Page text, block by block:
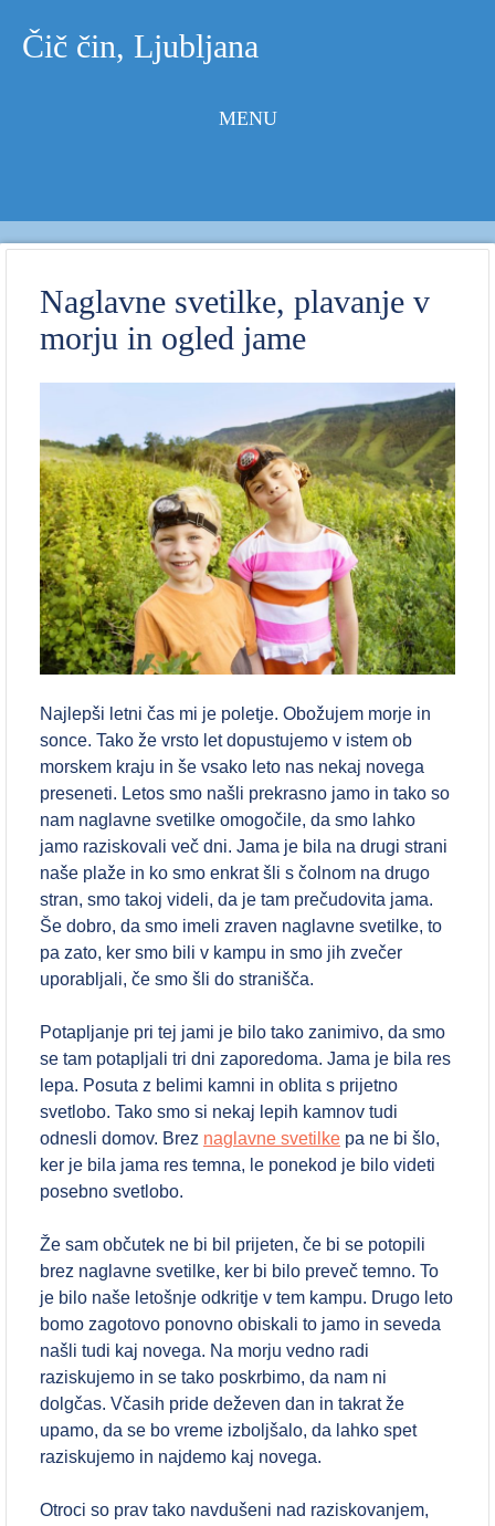
Čič čin, Ljubljana
MENU
Naglavne svetilke, plavanje v
morju in ogled jame
Najlepši letni čas mi je poletje. Obožujem morje in
sonce. Tako že vrsto let dopustujemo v istem ob
morskem kraju in še vsako leto nas nekaj novega
preseneti. Letos smo našli prekrasno jamo in tako so
nam naglavne svetilke omogočile, da smo lahko
jamo raziskovali več dni. Jama je bila na drugi strani
naše plaže in ko smo enkrat šli s čolnom na drugo
stran, smo takoj videli, da je tam prečudovita jama.
Še dobro, da smo imeli zraven naglavne svetilke, to
pa zato, ker smo bili v kampu in smo jih zvečer
uporabljali, če smo šli do stranišča.
Potapljanje pri tej jami je bilo tako zanimivo, da smo
se tam potapljali tri dni zaporedoma. Jama je bila res
lepa. Posuta z belimi kamni in oblita s prijetno
svetlobo. Tako smo si nekaj lepih kamnov tudi
odnesli domov. Brez naglavne svetilke pa ne bi šlo,
ker je bila jama res temna, le ponekod je bilo videti
posebno svetlobo.
Že sam občutek ne bi bil prijeten, če bi se potopili
brez naglavne svetilke, ker bi bilo preveč temno. To
je bilo naše letošnje odkritje v tem kampu. Drugo leto
bomo zagotovo ponovno obiskali to jamo in seveda
našli tudi kaj novega. Na morju vedno radi
raziskujemo in se tako poskrbimo, da nam ni
dolgčas. Včasih pride deževen dan in takrat že
upamo, da se bo vreme izboljšalo, da lahko spet
raziskujemo in najdemo kaj novega.
Otroci so prav tako navdušeni nad raziskovanjem,